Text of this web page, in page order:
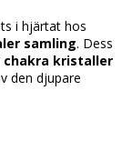
i hjärtat hos
samling. Dess
chakra kristaller
den djupare